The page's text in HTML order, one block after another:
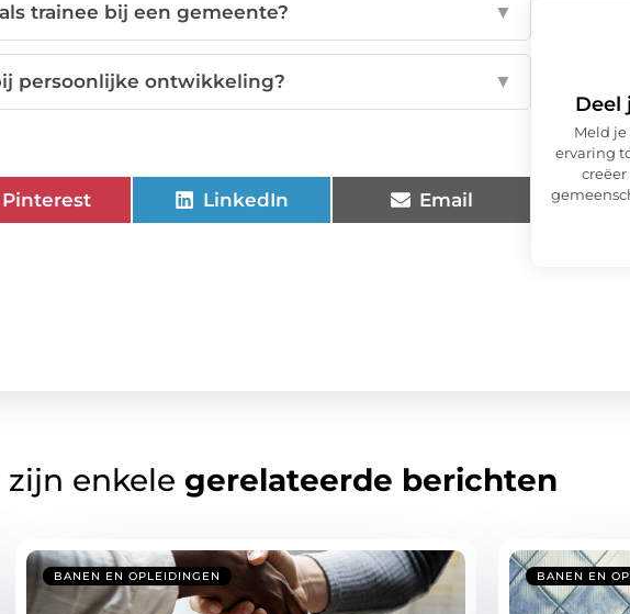
trainee bij een gemeente? ▼
persoonlijke ontwikkeling? ▼
Pinterest LinkedIn Email
Deel
Meld
ervaring
zijn enkele gerelateerde berichten
BANEN EN OPLEIDINGEN BANEN EN